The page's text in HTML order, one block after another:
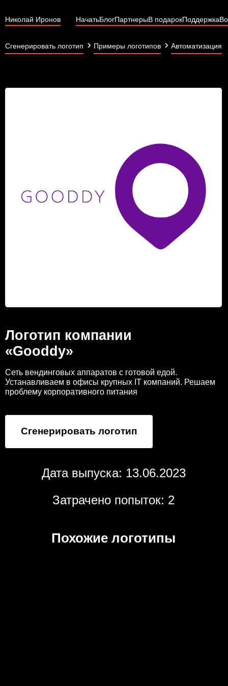
Николай Иронов НачатьБлогПартнерыВ подарокПоддержка
Сгенерировать логотип Примеры логотипов Автоматизация
Логотип компании
«Gooddy»
Сеть вендинговых аппаратов с готовой едой.
Устанавливаем в офисы крупных IT компаний. Решаем
проблему корпоративного питания
Сгенерировать логотип
Дата выпуска: 13.06.2023
Затрачено попыток: 2
Похожие логотипы